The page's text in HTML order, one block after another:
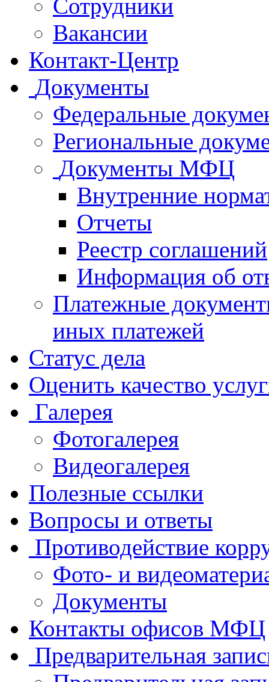
Сотрудники
Вакансии
Контакт-Центр
Документы
Федеральные
Региональные
Документы МФЦ
Внутренние
Отчеты
Реестр соглашений
Информация об
Платежные
иных платежей
Статус дела
Оценить качество
Галерея
Фотогалерея
Видеогалерея
Полезные ссылки
Вопросы и ответы
Противодействие
Фото- и
Документы
Контакты офисов МФЦ
Предварительная